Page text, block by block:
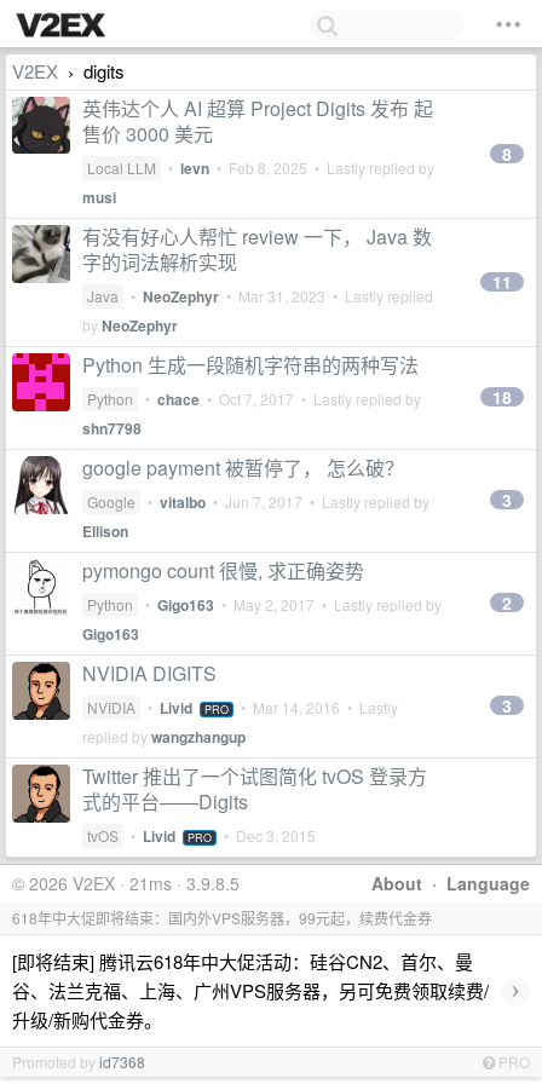
V2EX › digits
英伟达个人 AI 超算 Project Digits 发布 起
售价 3000 美元
Local LLM • levn • Feb 8, 2025 • Lastly replied by
musi
8
有没有好心人帮忙 review 一下， Java 数
字的词法解析实现
Java • NeoZephyr • Mar 31, 2023 • Lastly replied
byNeoZephyr
11
Python 生成一段随机字符串的两种写法
Python • chace • Oct 7, 2017 • Lastly replied by
shn7798
18
google payment 被暂停了， 怎么破？
Google • vitalbo • Jun 7, 2017 • Lastly replied by
Ellison
3
pymongo count 很慢, 求正确姿势
Python • Gigo163 • May 2, 2017 • Lastly replied by
Gigo163
2
NVIDIA DIGITS
NVIDIA • Livid PRO • Mar 14, 2016 • Lastly
replied bywangzhangup
3
Twitter 推出了一个试图简化 tvOS 登录方
式的平台——Digits
tvOS • Livid PRO • Dec 3, 2015
About · Language
© 2026 V2EX · 21ms · 3.9.8.5
618年中大促即将结束：国内外VPS服务器，99元起，续费代金券
[即将结束] 腾讯云618年中大促活动：硅谷CN2、首尔、曼
谷、法兰克福、上海、广州VPS服务器，另可免费领取续费/
升级/新购代金券。
›
Promoted byid7368 PRO